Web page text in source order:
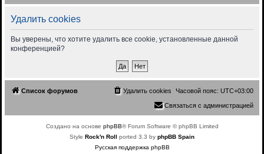
Удалить cookies
Вы уверены, что хотите удалить все cookie, установленные данной
конференцией?
Список форумов Часовой пояс: UTC+03:00
Удалить cookies
Связаться с администрацией
Создано на основе phpBB® Forum Software © phpBB Limited
Style Rock'n Roll ported 3.3 by phpBB Spain
Русская поддержка phpBB